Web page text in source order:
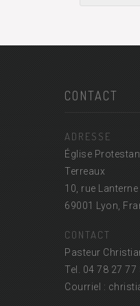
CONTACT
ADRESSE
Église
Terreaux
10, rue Lanterne
69001 Lyon,
CONTACT
Pasteur
Tel. 04 78 27 77
Courriel :